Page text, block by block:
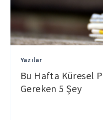
Yazılar
Bu Hafta Küresel
Gereken 5 Şey